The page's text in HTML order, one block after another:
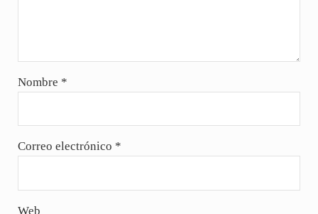
Nombre *
Correo electrónico *
Web